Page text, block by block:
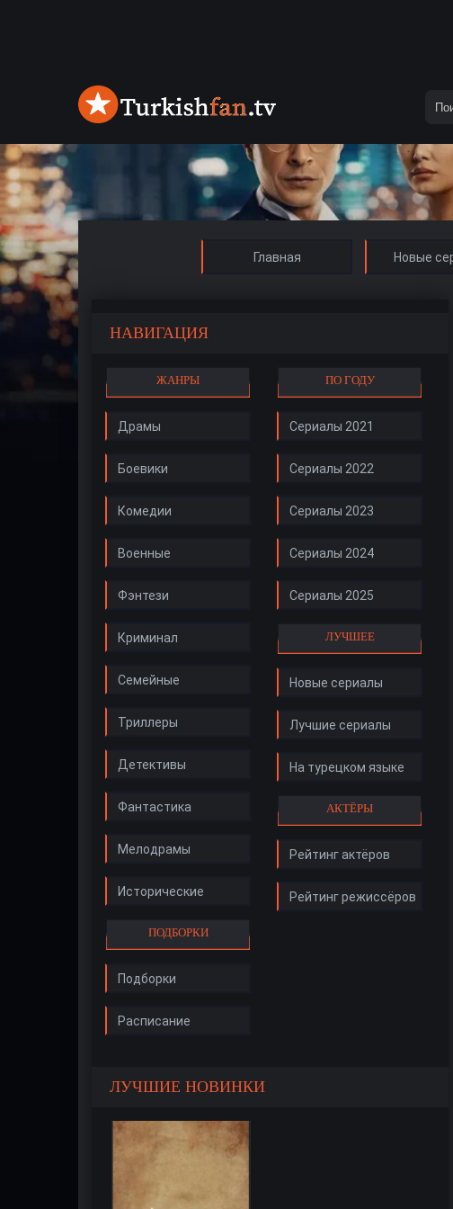
Главная Новые
НАВИГАЦИЯ
ЖАНРЫ
Драмы
Боевики
Комедии
Военные
Фэнтези
Криминал
Семейные
Триллеры
Детективы
Фантастика
Мелодрамы
Исторические
ПОДБОРКИ
Подборки
Расписание
ПО ГОДУ
Сериалы 2021
Сериалы 2022
Сериалы 2023
Сериалы 2024
Сериалы 2025
ЛУЧШЕЕ
Новые сериалы
Лучшие сериалы
На турецком языке
АКТЁРЫ
Рейтинг актёров
Рейтинг режиссёров
ЛУЧШИЕ НОВИНКИ